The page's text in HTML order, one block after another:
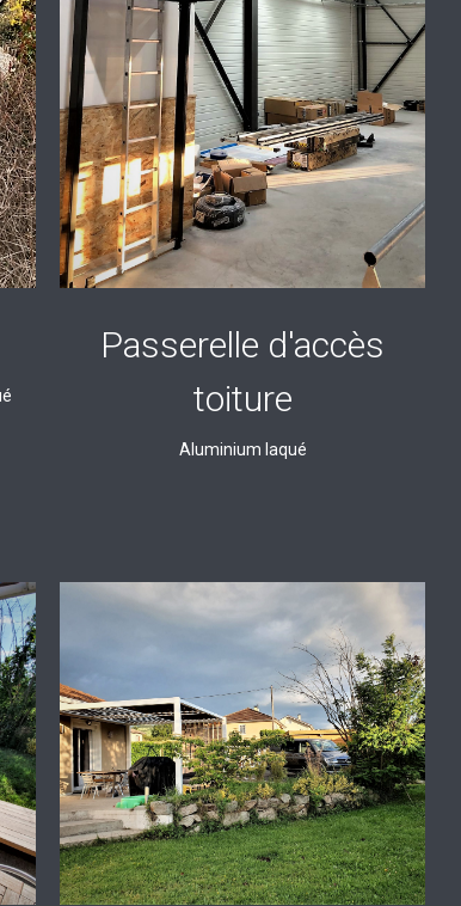
Passerelle d'accès
toiture
Aluminium laqué